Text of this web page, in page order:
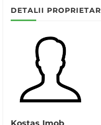
DETALII PROPRIETAR